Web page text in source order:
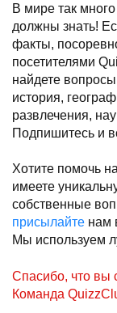
В мире так
должны знать!
факты,
посетителями
найдете
история,
развлечения,
Подпишитесь и
Хотите помочь
имеете
собственные
присылайте нам
Мы используем
Спасибо, что вы
Команда